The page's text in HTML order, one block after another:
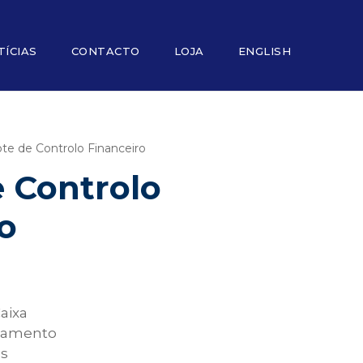
CONTACTO LOJA ENGLISH
de Controlo Financeiro
Controlo